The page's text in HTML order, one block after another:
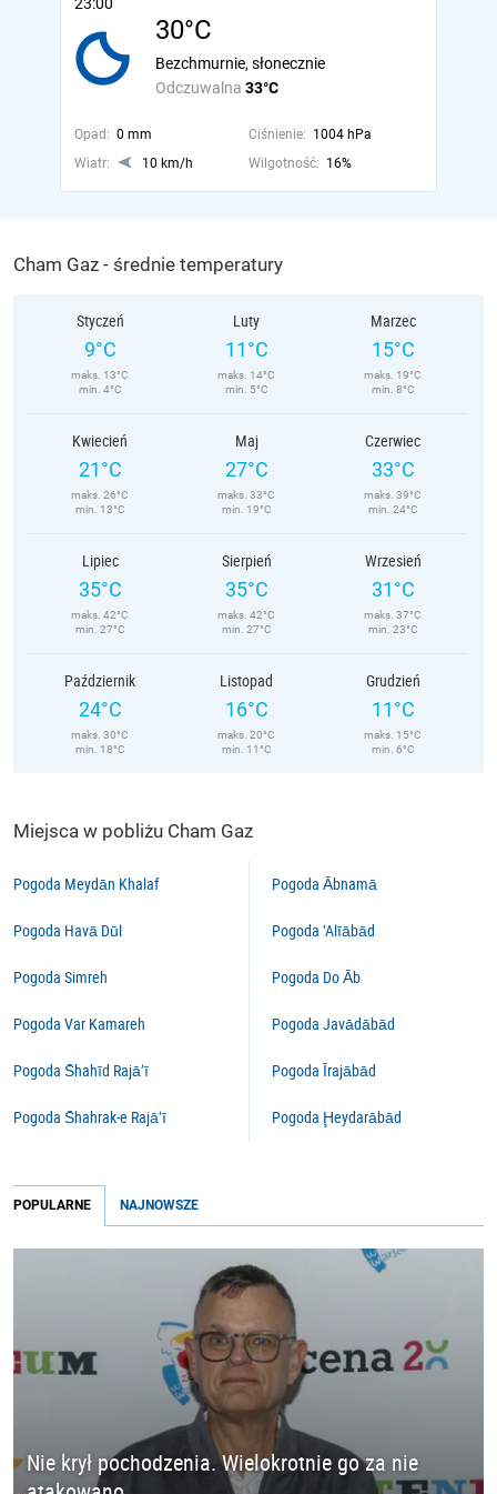
30°C
Odczuwalna 33°C
Bezchmurnie, słonecznie
Opad: 0 mm Ciśnienie: 1004 hPa
Wiatr:
10 km/h Wilgotność: 16%
Cham Gaz - średnie temperatury
Styczeń
9°C
maks. 13°C
min. 4°C
Luty
11°C
maks. 14°C
min. 5°C
Marzec
15°C
maks. 19°C
min. 8°C
Kwiecień
21°C
maks. 26°C
min. 13°C
Maj
27°C
maks. 33°C
min. 19°C
Czerwiec
33°C
maks. 39°C
min. 24°C
Lipiec
35°C
maks. 42°C
min. 27°C
Sierpień
35°C
maks. 42°C
min. 27°C
Wrzesień
31°C
maks. 37°C
min. 23°C
Październik
24°C
maks. 30°C
min. 18°C
Listopad
16°C
maks. 20°C
min. 11°C
Grudzień
11°C
maks. 15°C
min. 6°C
Miejsca w pobliżu Cham Gaz
Pogoda Meydān Khalaf
Pogoda Havā Dūl
Pogoda Simreh
Pogoda Var Kamareh
Pogoda S̄hahīd Rajā’ī
Pogoda S̄hahrak-e Rajā‘ī
Pogoda Ābnamā
Pogoda ‘Alīābād
Pogoda Do Āb
Pogoda Javādābād
Pogoda Īrajābād
Pogoda Ḩeydarābād
POPULARNE NAJNOWSZE
Nie krył pochodzenia. Wielokrotnie go za nie